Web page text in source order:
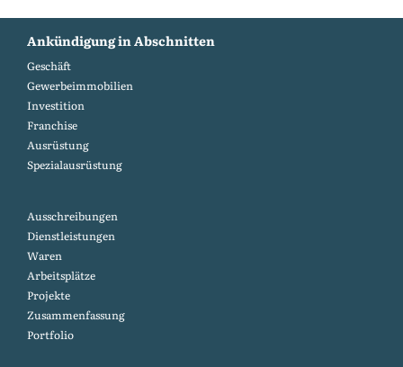
Ankündigung in Abschnitten
Geschäft
Gewerbeimmobilien
Investition
Franchise
Ausrüstung
Spezialausrüstung
Ausschreibungen
Dienstleistungen
Waren
Arbeitsplätze
Projekte
Zusammenfassung
Portfolio